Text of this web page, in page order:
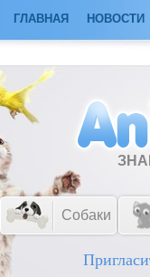
ГЛАВНАЯ НОВОСТИ
Собаки